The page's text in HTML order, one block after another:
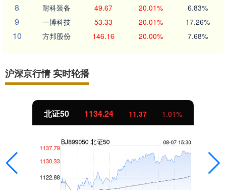
8 耐科装备 49.67 20.01% 6.83%
9 一博科技 53.33 20.01% 17.26%
10 方邦股份 146.16 20.00% 7.68%
沪深京行情 实时轮播
北证50 1134.24 11.37 1.01%